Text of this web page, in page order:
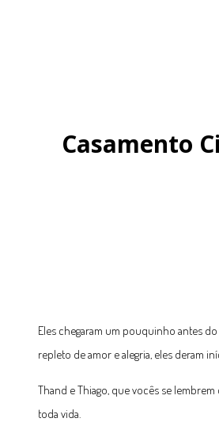
Casamento
Eles chegaram um pouquinho antes
repleto de amor e alegria, eles deram
Thand e Thiago, que vocês se
toda vida.